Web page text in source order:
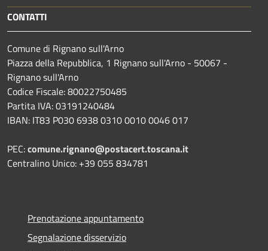
CONTATTI
Comune di Rignano sull'Arno
Piazza della Repubblica, 1 Rignano sull'Arno - 50067 -
Rignano sull'Arno
Codice Fiscale: 80022750485
Partita IVA: 03191240484
IBAN: IT83 P030 6938 0310 0010 0046 017
PEC:comune.rignano@postacert.toscana.it
Centralino Unico: +39 055 834781
Prenotazione appuntamento
Segnalazione disservizio